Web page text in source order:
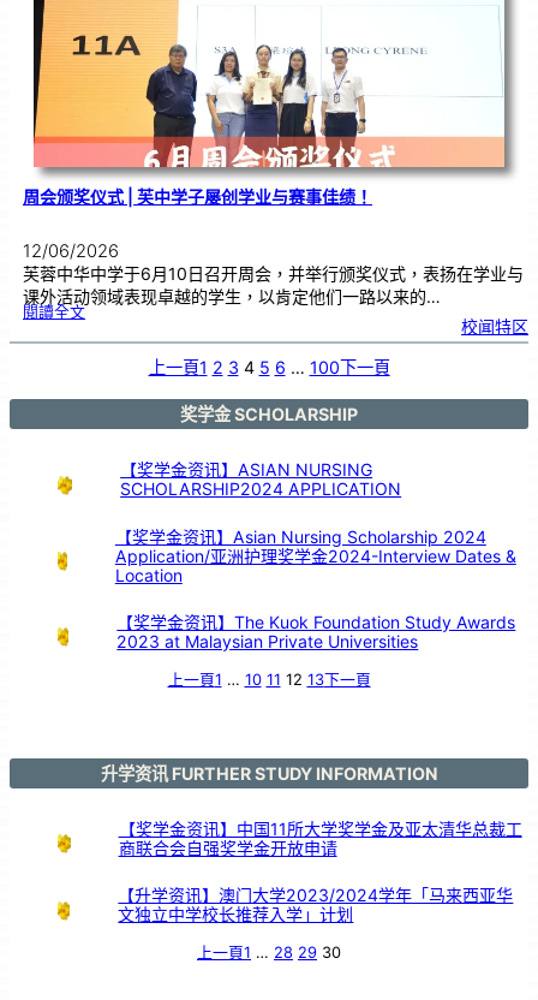
力
学
生
提
周会颁奖仪式 | 芙中学子屡创学业与赛事佳绩！
12/06/2026
芙蓉中华中学于6月10日召开周会，并举行颁奖仪式，表扬在学业与
课外活动领域表现卓越的学生，以肯定他们一路以来的…
閱讀全文:周
奖
学
子
学
校闻特区
上一頁1 2 3 4 5 6 … 100下一頁
奖学金 SCHOLARSHIP
【奖学金资讯】ASIAN NURSING
SCHOLARSHIP2024 APPLICATION
【奖学金资讯】Asian Nursing Scholarship 2024
Application/亚洲护理奖学金2024-Interview Dates &
Location
【奖学金资讯】The Kuok Foundation Study Awards
2023 at Malaysian Private Universities
上一頁1 … 10 11 12 13下一頁
升学资讯 FURTHER STUDY INFORMATION
【奖学金资讯】中国11所大学奖学金及亚太清华总裁工
商联合会自强奖学金开放申请
【升学资讯】澳门大学2023/2024学年「马来西亚华
文独立中学校长推荐入学」计划
上一頁1 … 28 29 30